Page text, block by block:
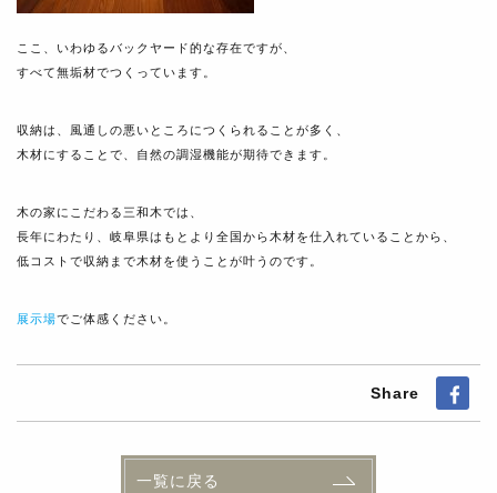
ここ、いわゆるバックヤード的な存在ですが、
すべて無垢材でつくっています。
収納は、風通しの悪いところにつくられることが多く、
木材にすることで、自然の調湿機能が期待できます。
木の家にこだわる三和木では、
長年にわたり、岐阜県はもとより全国から木材を仕入れていることから、
低コストで収納まで木材を使うことが叶うのです。
展示場でご体感ください。
Share
一覧に戻る